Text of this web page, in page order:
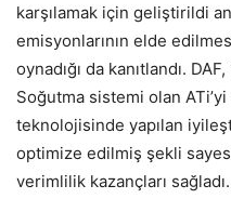
karşılamak için geliştirildi
emisyonlarının elde
oynadığı da kanıtlandı.
Soğutma sistemi olan
teknolojisinde yapılan
optimize edilmiş şekli
verimlilik kazançları sağladı.